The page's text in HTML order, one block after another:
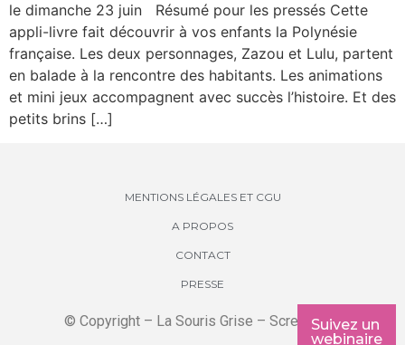
Suivez un
webinaire
le dimanche 23 juin Résumé pour les pressés Cette
appli-livre fait découvrir à vos enfants la Polynésie
française. Les deux personnages, Zazou et Lulu, partent
en balade à la rencontre des habitants. Les animations
et mini jeux accompagnent avec succès l’histoire. Et des
petits brins […]
MENTIONS LÉGALES ET CGU
A PROPOS
CONTACT
PRESSE
© Copyright – La Souris Grise – Screenkids